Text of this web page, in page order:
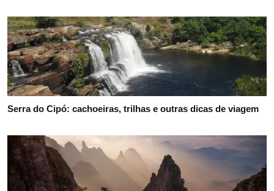
Serra do Cipó: cachoeiras, trilhas e outras dicas de viagem